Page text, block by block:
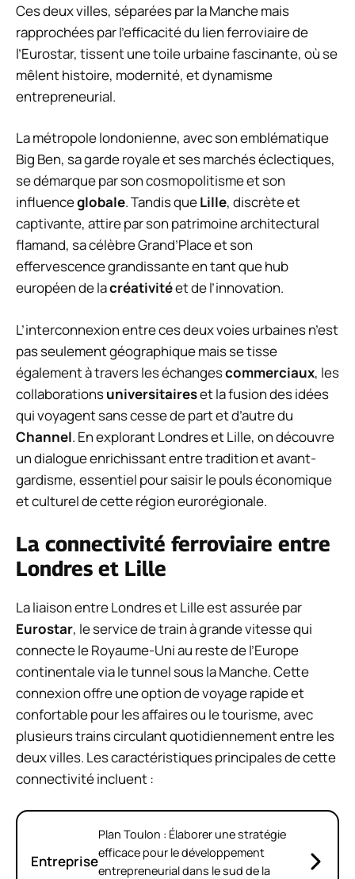
Ces deux villes, séparées par la Manche mais
rapprochées par l’efficacité du lien ferroviaire de
l’Eurostar, tissent une toile urbaine fascinante, où se
mêlent histoire, modernité, et dynamisme
entrepreneurial.
La métropole londonienne, avec son emblématique
Big Ben, sa garde royale et ses marchés éclectiques,
se démarque par son cosmopolitisme et son
influenceglobale. Tandis queLille, discrète et
captivante, attire par son patrimoine architectural
flamand, sa célèbre Grand’Place et son
effervescence grandissante en tant que hub
européen de lacréativitéet de l’innovation.
L’interconnexion entre ces deux voies urbaines n’est
pas seulement géographique mais se tisse
également à travers les échangescommerciaux, les
collaborationsuniversitaireset la fusion des idées
qui voyagent sans cesse de part et d’autre du
Channel. En explorant Londres et Lille, on découvre
un dialogue enrichissant entre tradition et avant-
gardisme, essentiel pour saisir le pouls économique
et culturel de cette région eurorégionale.
La connectivité ferroviaire entre
Londres et Lille
La liaison entre Londres et Lille est assurée par
Eurostar, le service de train à grande vitesse qui
connecte le Royaume-Uni au reste de l’Europe
continentale via le tunnel sous la Manche. Cette
connexion offre une option de voyage rapide et
confortable pour les affaires ou le tourisme, avec
plusieurs trains circulant quotidiennement entre les
deux villes. Les caractéristiques principales de cette
connectivité incluent :
Entreprise
Plan Toulon : Élaborer une stratégie
efficace pour le développement
entrepreneurial dans le sud de la